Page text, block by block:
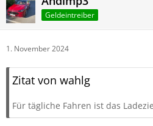
Geldeintreiber
1. November 2024
Zitat von wahlg
Für tägliche Fahren ist das